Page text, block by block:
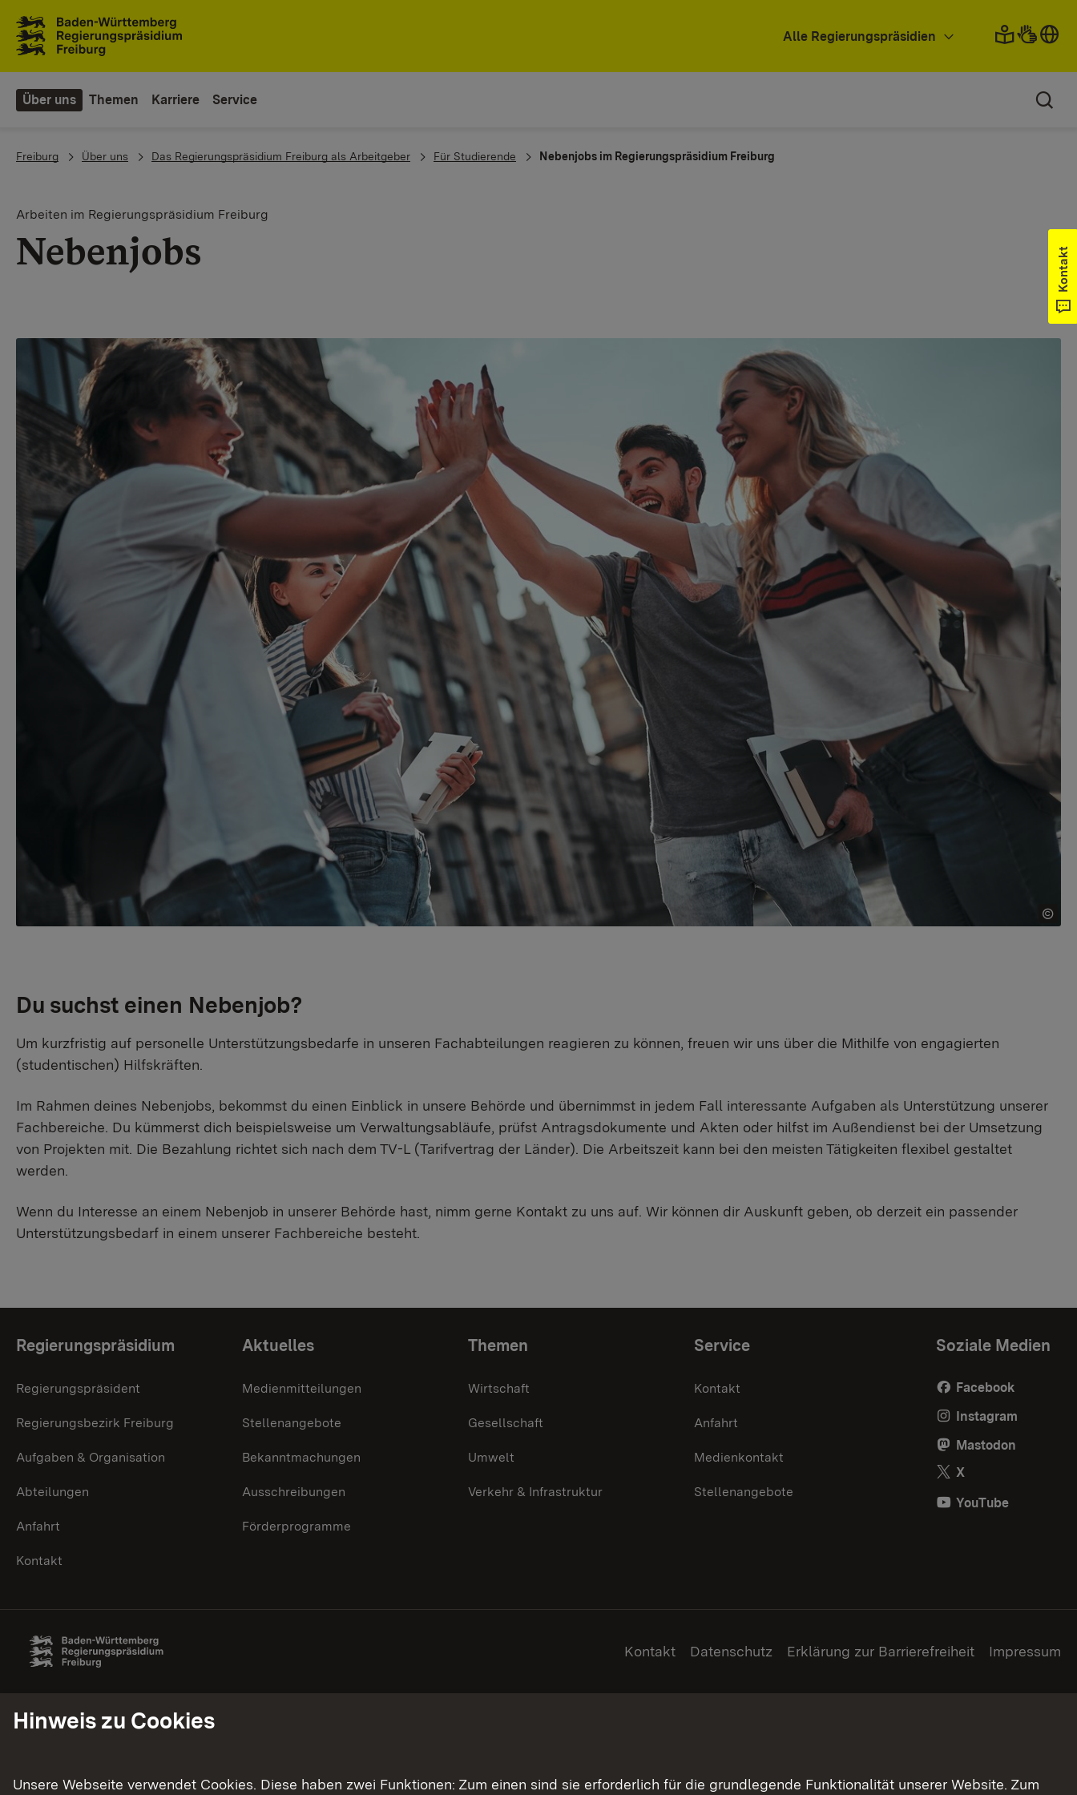
Alle Regierungspräsidien
Über uns Themen Karriere Service
You are here:
Freiburg Über uns Das Regierungspräsidium Freiburg als Arbeitgeber Für Studierende Nebenjobs im Regierungspräsidium Freiburg
Arbeiten im Regierungspräsidium Freiburg
Nebenjobs Kontakt
Du suchst einen Nebenjob?
Um kurzfristig auf personelle Unterstützungsbedarfe in unseren Fachabteilungen reagieren zu können, freuen wir uns über die Mithilfe von engagierten
(studentischen) Hilfskräften.
Im Rahmen deines Nebenjobs, bekommst du einen Einblick in unsere Behörde und übernimmst in jedem Fall interessante Aufgaben als Unterstützung unserer
Fachbereiche. Du kümmerst dich beispielsweise um Verwaltungsabläufe, prüfst Antragsdokumente und Akten oder hilfst im Außendienst bei der Umsetzung
von Projekten mit. Die Bezahlung richtet sich nach dem TV-L (Tarifvertrag der Länder). Die Arbeitszeit kann bei den meisten Tätigkeiten flexibel gestaltet
werden.
Wenn du Interesse an einem Nebenjob in unserer Behörde hast, nimm gerne Kontakt zu uns auf. Wir können dir Auskunft geben, ob derzeit ein passender
Unterstützungsbedarf in einem unserer Fachbereiche besteht.
Themenübersicht
Regierungspräsidium
Regierungspräsident
Regierungsbezirk Freiburg
Aufgaben & Organisation
Abteilungen
Anfahrt
Kontakt
Aktuelles
Medienmitteilungen
Stellenangebote
Bekanntmachungen
Ausschreibungen
Förderprogramme
Themen
Wirtschaft
Gesellschaft
Umwelt
Verkehr & Infrastruktur
Service
Kontakt
Anfahrt
Medienkontakt
Stellenangebote
Soziale Medien
Facebook
Instagram
Mastodon
X
YouTube
Kontakt Datenschutz Erklärung zur Barrierefreiheit Impressum
Hinweis zu Cookies
Unsere Webseite verwendet Cookies. Diese haben zwei Funktionen: Zum einen sind sie erforderlich für die grundlegende Funktionalität unserer Website. Zum